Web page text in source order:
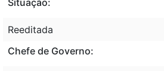
Reeditada
Chefe de Governo: